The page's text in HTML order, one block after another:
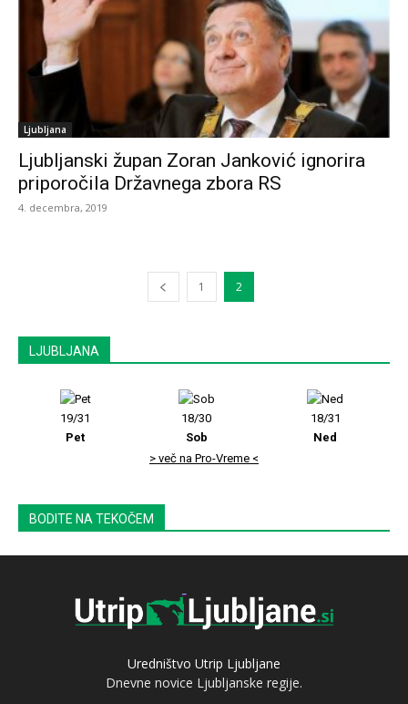
Ljubljana
Ljubljanski župan Zoran Janković ignorira
priporočila Državnega zbora RS
4. decembra, 2019
1 2
LJUBLJANA
19/31
Pet
18/30
Sob
18/31
Ned
> več na Pro-Vreme <
BODITE NA TEKOČEM
Uredništvo Utrip Ljubljane
Dnevne novice Ljubljanske regije.